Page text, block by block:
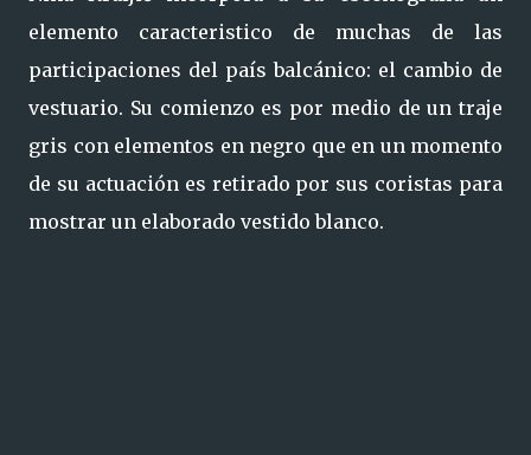
elemento caracteristico de muchas de las
participaciones del país balcánico: el cambio de
vestuario. Su comienzo es por medio de un traje
gris con elementos en negro que en un momento
de su actuación es retirado por sus coristas para
mostrar un elaborado vestido blanco.